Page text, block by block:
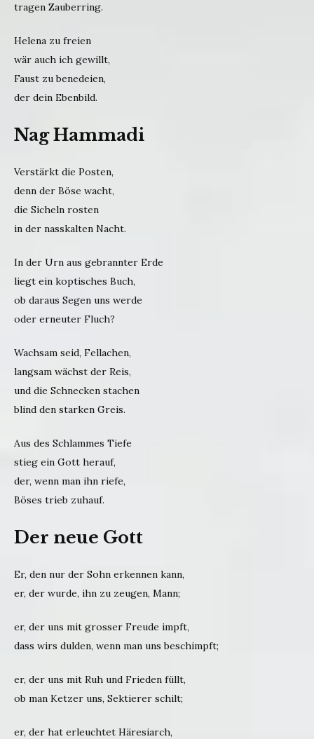
tragen Zauberring.
Helena zu freien
wär auch ich gewillt,
Faust zu benedeien,
der dein Ebenbild.
Nag Hammadi
Verstärkt die Posten,
denn der Böse wacht,
die Sicheln rosten
in der nasskalten Nacht.
In der Urn aus gebrannter Erde
liegt ein koptisches Buch,
ob daraus Segen uns werde
oder erneuter Fluch?
Wachsam seid, Fellachen,
langsam wächst der Reis,
und die Schnecken stachen
blind den starken Greis.
Aus des Schlammes Tiefe
stieg ein Gott herauf,
der, wenn man ihn riefe,
Böses trieb zuhauf.
Der neue Gott
Er, den nur der Sohn erkennen kann,
er, der wurde, ihn zu zeugen, Mann;
er, der uns mit grosser Freude impft,
dass wirs dulden, wenn man uns beschimpft;
er, der uns mit Ruh und Frieden füllt,
ob man Ketzer uns, Sektierer schilt;
er, der hat erleuchtet Häresiarch,